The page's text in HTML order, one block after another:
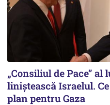
„Consiliul de Pace”
liniștească Israelul.
plan pentru Gaza